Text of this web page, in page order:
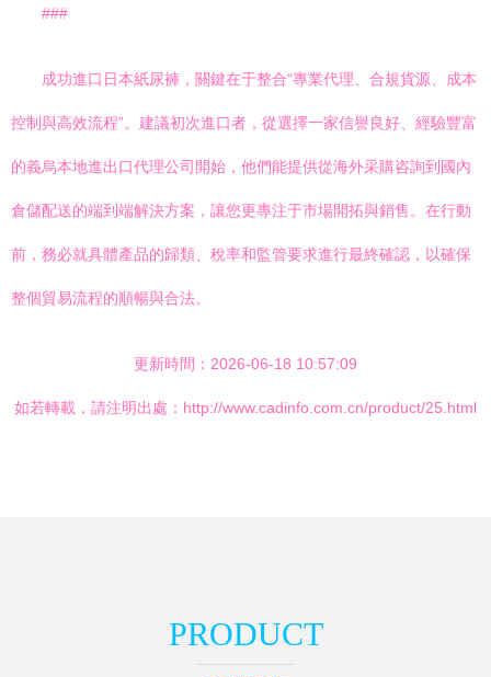
###
成功進口日本紙尿褲，關鍵在于整合“專業代理、合規貨源、成本
控制與高效流程”。建議初次進口者，從選擇一家信譽良好、經驗豐富
的義烏本地進出口代理公司開始，他們能提供從海外采購咨詢到國內
倉儲配送的端到端解決方案，讓您更專注于市場開拓與銷售。在行動
前，務必就具體產品的歸類、稅率和監管要求進行最終確認，以確保
整個貿易流程的順暢與合法。
更新時間：2026-06-18 10:57:09
如若轉載，請注明出處：http://www.cadinfo.com.cn/product/25.html
PRODUCT